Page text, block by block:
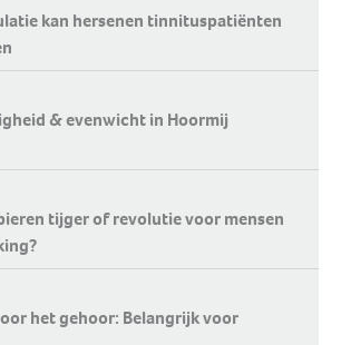
kan hersenen tinnituspatiënten
& evenwicht in Hoormij
tijger of revolutie voor mensen
het gehoor: Belangrijk voor